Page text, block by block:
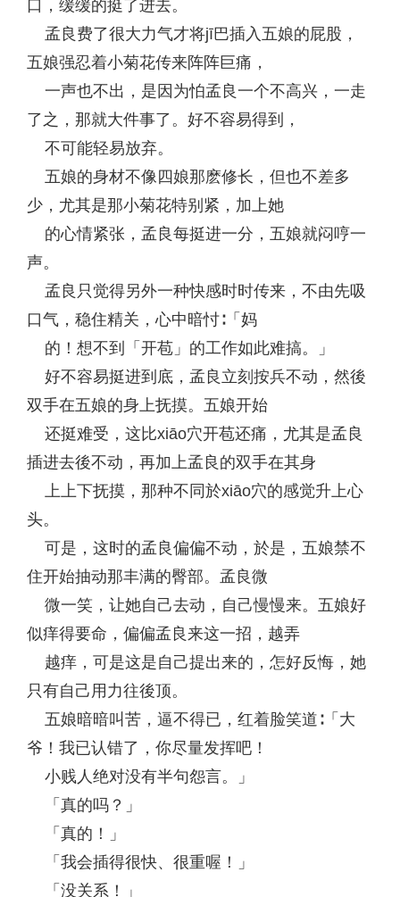
口，缓缓的挺了进去。
孟良费了很大力气才将jī巴插入五娘的屁股，
五娘强忍着小菊花传来阵阵巨痛，
一声也不出，是因为怕孟良一个不高兴，一走
了之，那就大件事了。好不容易得到，
不可能轻易放弃。
五娘的身材不像四娘那麽修长，但也不差多
少，尤其是那小菊花特别紧，加上她
的心情紧张，孟良每挺进一分，五娘就闷哼一
声。
孟良只觉得另外一种快感时时传来，不由先吸
口气，稳住精关，心中暗忖∶「妈
的！想不到「开苞」的工作如此难搞。」
好不容易挺进到底，孟良立刻按兵不动，然後
双手在五娘的身上抚摸。五娘开始
还挺难受，这比xiāo穴开苞还痛，尤其是孟良
插进去後不动，再加上孟良的双手在其身
上上下抚摸，那种不同於xiāo穴的感觉升上心
头。
可是，这时的孟良偏偏不动，於是，五娘禁不
住开始抽动那丰满的臀部。孟良微
微一笑，让她自己去动，自己慢慢来。五娘好
似痒得要命，偏偏孟良来这一招，越弄
越痒，可是这是自己提出来的，怎好反悔，她
只有自己用力往後顶。
五娘暗暗叫苦，逼不得已，红着脸笑道∶「大
爷！我已认错了，你尽量发挥吧！
小贱人绝对没有半句怨言。」
「真的吗？」
「真的！」
「我会插得很快、很重喔！」
「没关系！」